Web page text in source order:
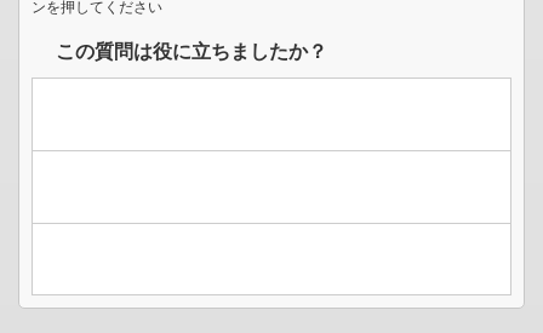
ンを押してください
この質問は役に立ちましたか？